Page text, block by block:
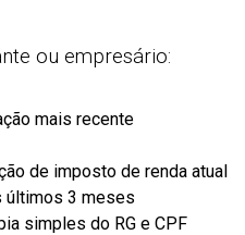
ou empresário:
mais recente
de imposto de renda atual
últimos 3 meses
simples do RG e CPF